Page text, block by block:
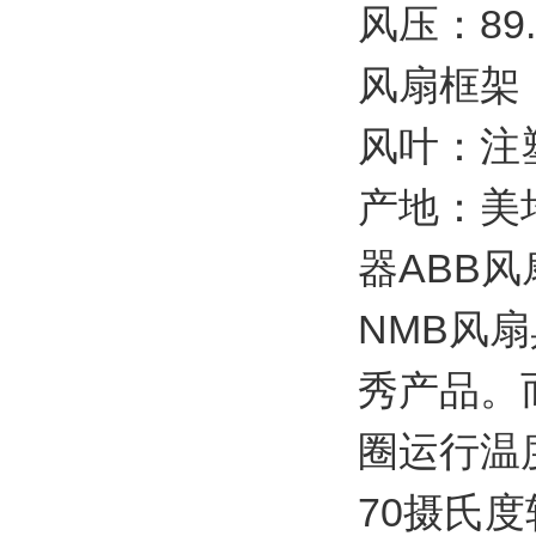
风压：
风扇框
风叶：
产地：
器ABB风
NMB风
秀产品。
圈运行
70摄氏